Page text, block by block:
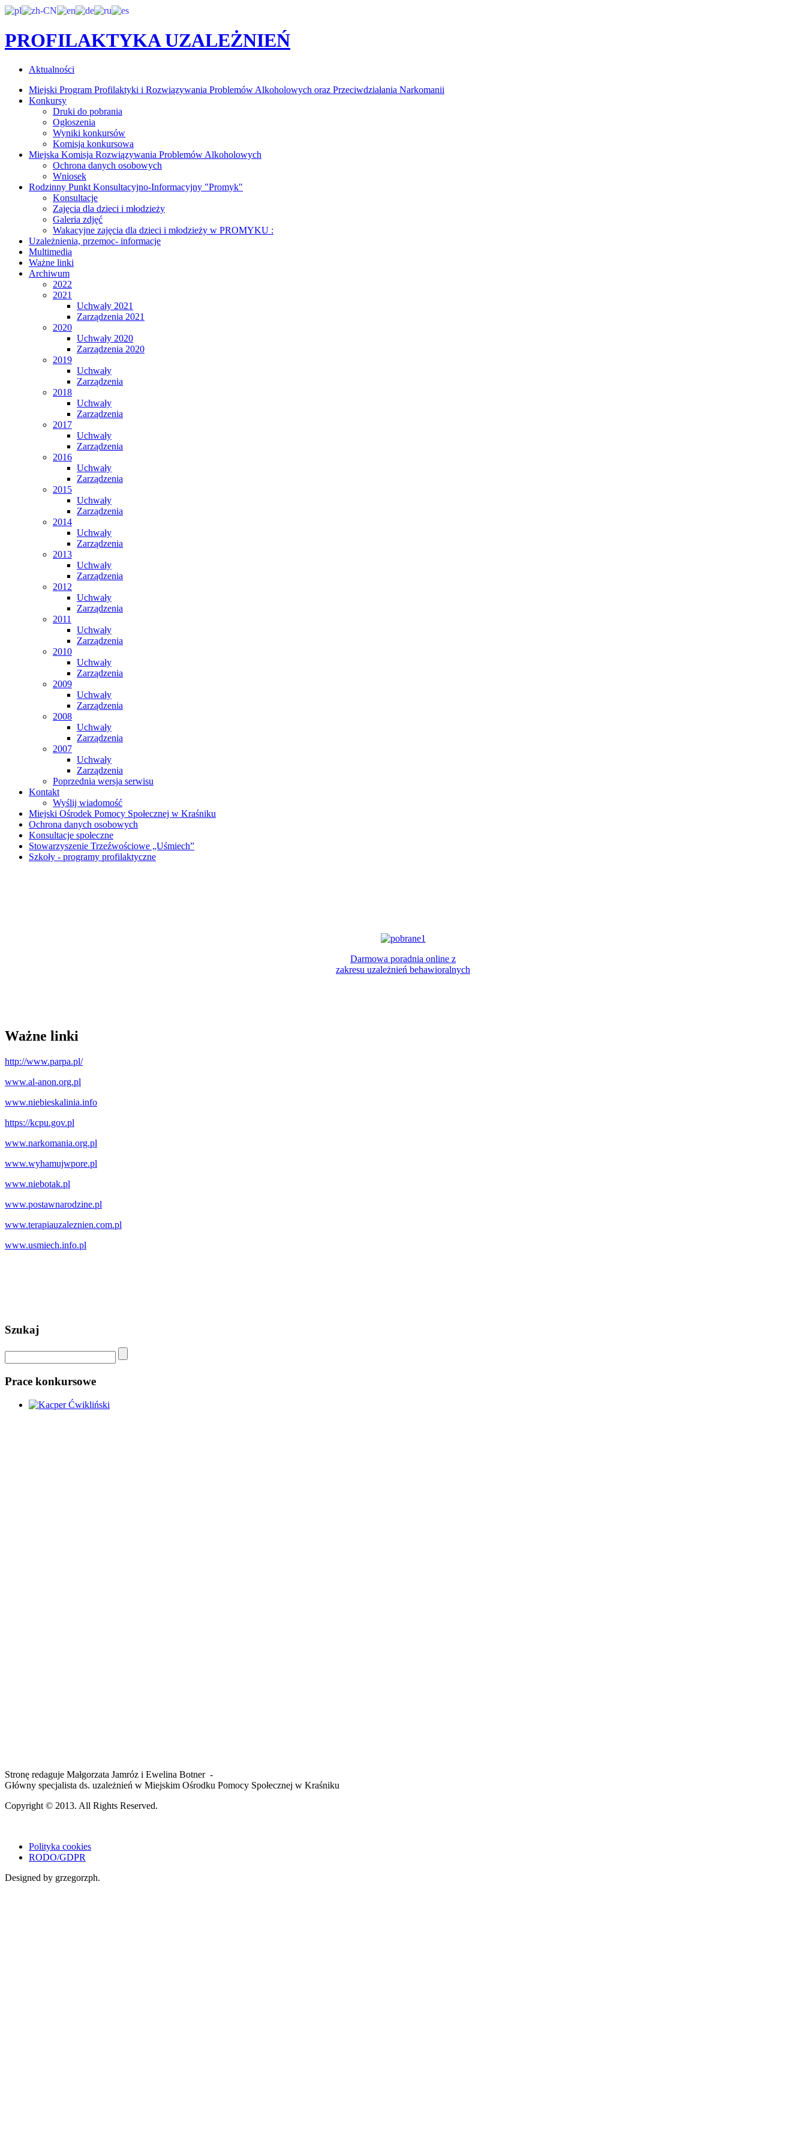
PROFILAKTYKA UZALEŻNIEŃ
Aktualności
Miejski Program Profilaktyki i Rozwiązywania Problemów Alkoholowych oraz Przeciwdziałania Narkomanii
Konkursy
Druki do pobrania
Ogłoszenia
Wyniki konkursów
Komisja konkursowa
Miejska Komisja Rozwiązywania Problemów Alkoholowych
Ochrona danych osobowych
Wniosek
Rodzinny Punkt Konsultacyjno-Informacyjny "Promyk"
Konsultacje
Zajęcia dla dzieci i młodzieży
Galeria zdjęć
Wakacyjne zajęcia dla dzieci i młodzieży w PROMYKU :
Uzależnienia, przemoc- informacje
Multimedia
Ważne linki
Archiwum
2022
2021
Uchwały 2021
Zarządzenia 2021
2020
Uchwały 2020
Zarządzenia 2020
2019
Uchwały
Zarządzenia
2018
Uchwały
Zarządzenia
2017
Uchwały
Zarządzenia
2016
Uchwały
Zarządzenia
2015
Uchwały
Zarządzenia
2014
Uchwały
Zarządzenia
2013
Uchwały
Zarządzenia
2012
Uchwały
Zarządzenia
2011
Uchwały
Zarządzenia
2010
Uchwały
Zarządzenia
2009
Uchwały
Zarządzenia
2008
Uchwały
Zarządzenia
2007
Uchwały
Zarządzenia
Poprzednia wersja serwisu
Kontakt
Wyślij wiadomość
Miejski Ośrodek Pomocy Społecznej w Kraśniku
Ochrona danych osobowych
Konsultacje społeczne
Stowarzyszenie Trzeźwościowe „Uśmiech”
Szkoły - programy profilaktyczne
Darmowa poradnia online z
zakresu uzależnień behawioralnych
Ważne linki
http://www.parpa.pl/
www.al-anon.org.pl
www.niebieskalinia.info
https://kcpu.gov.pl
www.narkomania.org.pl
www.wyhamujwpore.pl
www.niebotak.pl
www.postawnarodzine.pl
www.terapiauzaleznien.com.pl
www.usmiech.info.pl
Szukaj
Prace konkursowe
Stronę redaguje Małgorzata Jamróz i Ewelina Botner -
Główny specjalista ds. uzależnień w Miejskim Ośrodku Pomocy Społecznej w Kraśniku
Copyright © 2013. All Rights Reserved.
Polityka cookies
RODO/GDPR
Designed by grzegorzph.